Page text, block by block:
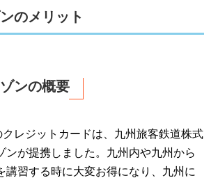
のメリット
ンの概要
レジットカードは、九州旅客鉄道株式
ンが提携しました。九州内や九州から
講習する時に大変お得になり、九州に